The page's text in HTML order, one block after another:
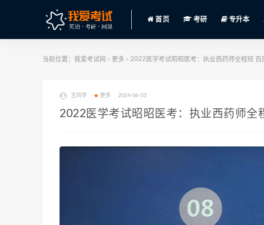
首页 考研 专升本
当前位置： 我爱考试网 > 更多 > 2022医学考试昭昭医考：执业西药师全程班 百
王同学 更多 2024-06-03
2022医学考试昭昭医考：执业西药师全